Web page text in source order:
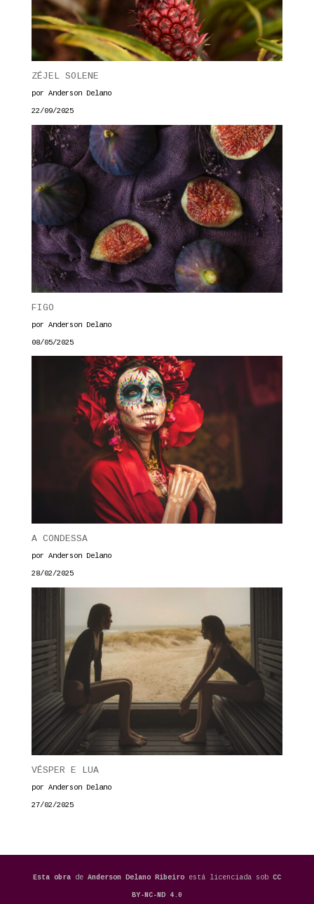
ZÉJEL SOLENE
por Anderson Delano
22/09/2025
FIGO
por Anderson Delano
08/05/2025
A CONDESSA
por Anderson Delano
28/02/2025
VÉSPER E LUA
por Anderson Delano
27/02/2025
Esta obrade Anderson Delano Ribeiro está licenciada sob CC
BY-NC-ND 4.0